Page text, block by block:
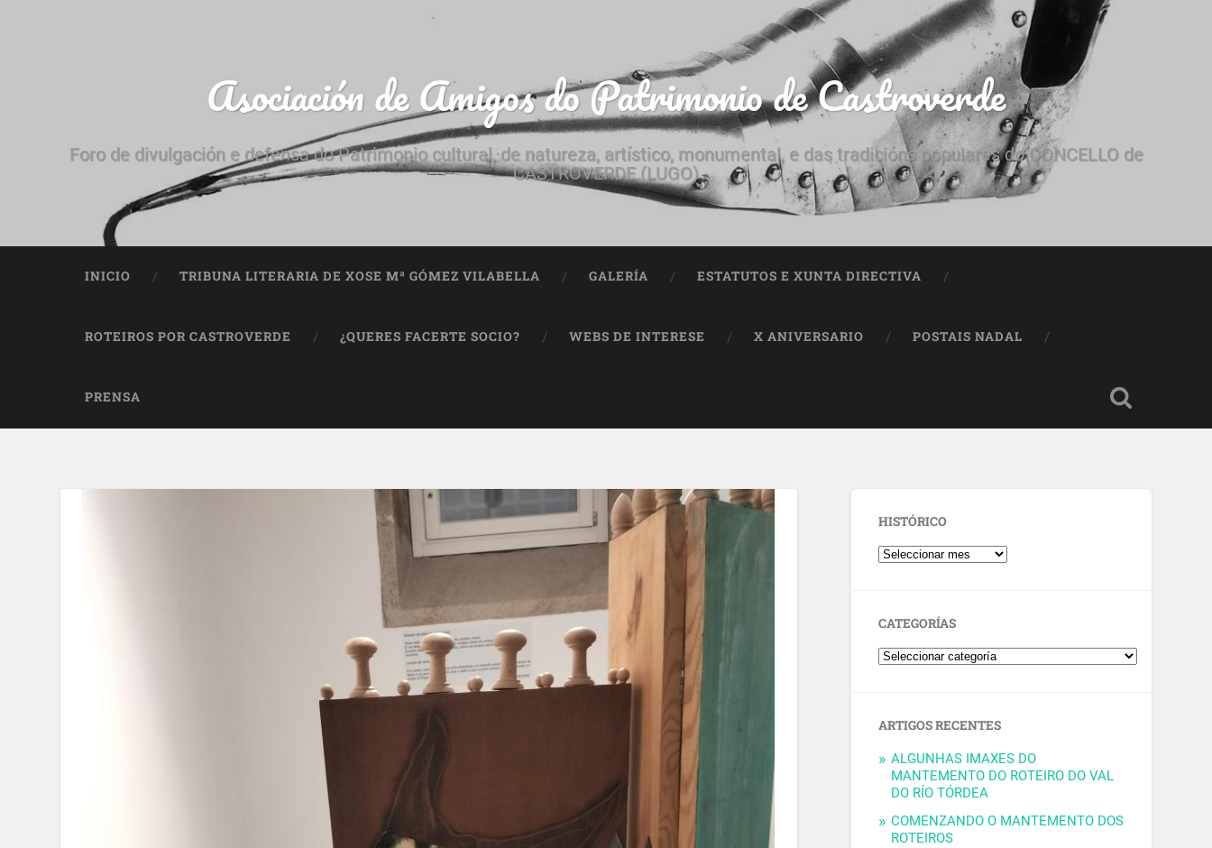
Asociación de Amigos do Patrimonio de Castroverde
Foro de divulgación e defensa do Patrimonio cultural, de natureza, artístico, monumental, e das tradicións populares do CONCELLO de
CASTROVERDE (LUGO)
INICIO TRIBUNA LITERARIA DE XOSE Mª GÓMEZ VILABELLA GALERÍA ESTATUTOS E XUNTA DIRECTIVA
ROTEIROS POR CASTROVERDE ¿QUERES FACERTE SOCIO? WEBS DE INTERESE X ANIVERSARIO POSTAIS NADAL
PRENSA
HISTÓRICO
CATEGORÍAS
ARTIGOS RECENTES
ALGUNHAS IMAXES DO
MANTEMENTO DO ROTEIRO DO VAL
DO RÍO TÓRDEA
COMENZANDO O MANTEMENTO DOS
ROTEIROS